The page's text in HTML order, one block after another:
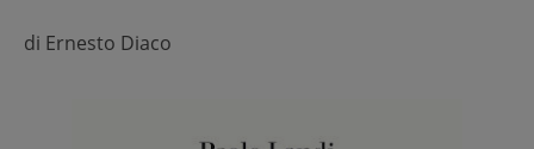
di Ernesto Diaco